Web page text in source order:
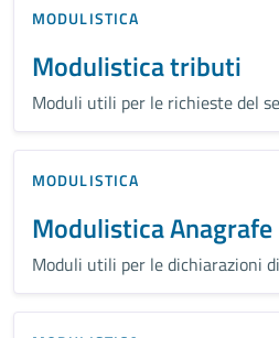
MODULISTICA
Modulistica tributi
Moduli utili per le richieste del
MODULISTICA
Modulistica Anagrafe
Moduli utili per le dichiarazioni